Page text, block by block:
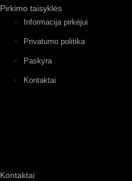
Pirkimo taisyklės
Informacija pirkėjui
Privatumo politika
Paskyra
Kontaktai
Kontaktai